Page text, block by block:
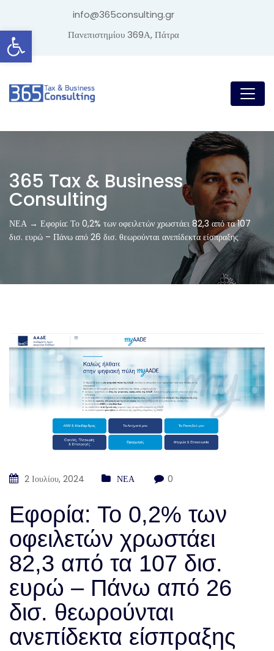
Ανοίξτε τη γραμμή εργαλείων
info@365consulting.gr
Πανεπιστημίου 369Α, Πάτρα
365 Tax & Business
Consulting
ΝΕΑ → Εφορία: Το 0,2% των οφειλετών χρωστάει 82,3 από τα 107
δισ. ευρώ – Πάνω από 26 δισ. θεωρούνται ανεπίδεκτα είσπραξης
2 Ιουλίου, 2024 ΝΕΑ 0
Εφορία: Το 0,2% των
οφειλετών χρωστάει
82,3 από τα 107 δισ.
ευρώ – Πάνω από 26
δισ. θεωρούνται
ανεπίδεκτα είσπραξης